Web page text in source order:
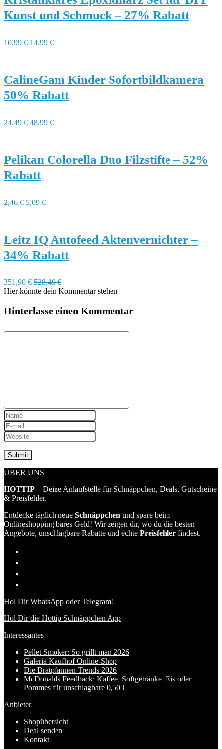
Kunst und Schmuck – 27% Rabatt
10,99 € 14,99 €
CalineGam Kinder Sofortbildkamera
50% Rabatt
24,49 € 48,99 €
Pelikan Colorella Duo Filzstifte – 52%
Rabatt
2,46 € 5,09 €
Leitz IQ Autofeed Aktenvernichter –
34% Rabatt
351,90 € 528,49 €
Hier könnte dein Kommentar stehen
Hinterlasse einen Kommentar
ÜBER UNS
HOTTIP – Deine Anlaufstelle für Schnäppchen, Deals, Gutscheine
& Preisfehler.
Entdecke täglich neue Schnäppchen und spare beim
Onlineshopping bares Geld! Wir zeigen dir, wo du die besten
Angebote, unschlagbare Rabatte und echte Preisfehler findest.
Hol Dir WhatsApp oder Telegram!
Hol Dir die Hottip Schnäppchen App
Interessantes
Pellet Smoker: So grillt man 2026
Galeria Kaufhof Online-Shop
Die Bratpfannen Trends 2026
McDonalds Feedback: Kaffee, Softgetränke, Eis oder
Pommes für unschlagbare 0,50 €
Anbieter
Shopübersicht
Deal senden
Kontakt